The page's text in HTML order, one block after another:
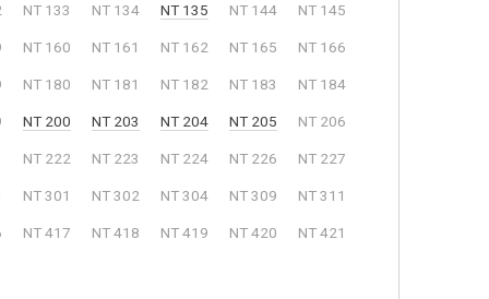
NT 133 NT 134 NT 135 NT 144 NT 145
NT 160 NT 161 NT 162 NT 165 NT 166
NT 180 NT 181 NT 182 NT 183 NT 184
NT 200 NT 203 NT 204 NT 205 NT 206
NT 222 NT 223 NT 224 NT 226 NT 227
NT 301 NT 302 NT 304 NT 309 NT 311
NT 417 NT 418 NT 419 NT 420 NT 421